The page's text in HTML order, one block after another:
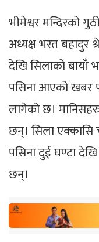
भीमेश्वर मन्दिरको
अध्यक्ष भरत बहादुर
देखि सिलाको बायाँ
पसिना आएको खबर
लागेको छ।
छन्। सिला
पसिना दुई घण्टा
छन्।